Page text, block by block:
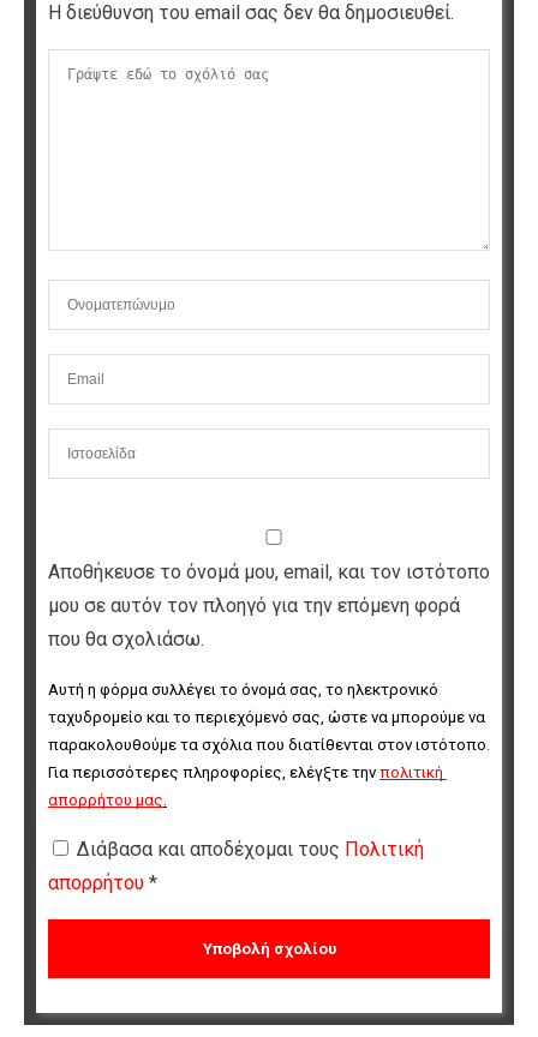
Η διεύθυνση του email σας δεν θα δημοσιευθεί.
Αποθήκευσε το όνομά μου, email, και τον ιστότοπο
μου σε αυτόν τον πλοηγό για την επόμενη φορά
που θα σχολιάσω.
Αυτή η φόρμα συλλέγει το όνομά σας, το ηλεκτρονικό
ταχυδρομείο και το περιεχόμενό σας, ώστε να μπορούμε να
παρακολουθούμε τα σχόλια που διατίθενται στον ιστότοπο.
Για περισσότερες πληροφορίες, ελέγξτε την πολιτική
απορρήτου μας.
Διάβασα και αποδέχομαι τους Πολιτική
απορρήτου *